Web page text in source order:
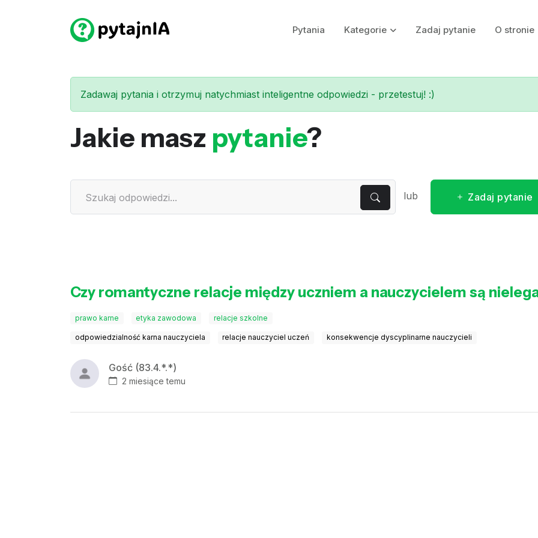
Pytania Kategorie Zadaj pytanie O stronie
Zadawaj pytania i otrzymuj natychmiast inteligentne odpowiedzi - przetestuj! :)
Jakie masz pytanie?
lub Zadaj pytanie
Czy romantyczne relacje między uczniem a nauczycielem są
prawo karne etyka zawodowa relacje szkolne
odpowiedzialność karna nauczyciela relacje nauczyciel uczeń konsekwencje dyscyplinarne nauczycieli
Gość (83.4.*.*)
2 miesiące temu